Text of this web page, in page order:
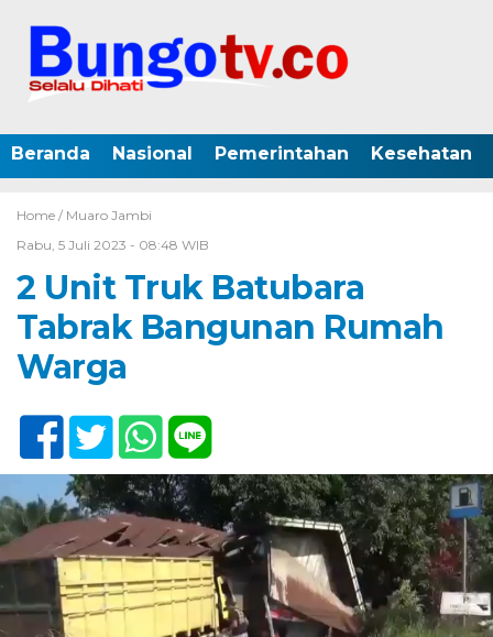
Beranda Nasional Pemerintahan Kesehatan
Home / Muaro Jambi
Rabu, 5 Juli 2023 - 08:48 WIB
2 Unit Truk Batubara
Tabrak Bangunan Rumah
Warga